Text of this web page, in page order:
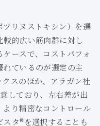
リヌストキシン）を選
的広い筋肉群に対し
ースで、コストパフォ
ているのが選定の主
スのほか、アラガン社
しており、左右差が出
り精密なコントロール
タ®を選択することも